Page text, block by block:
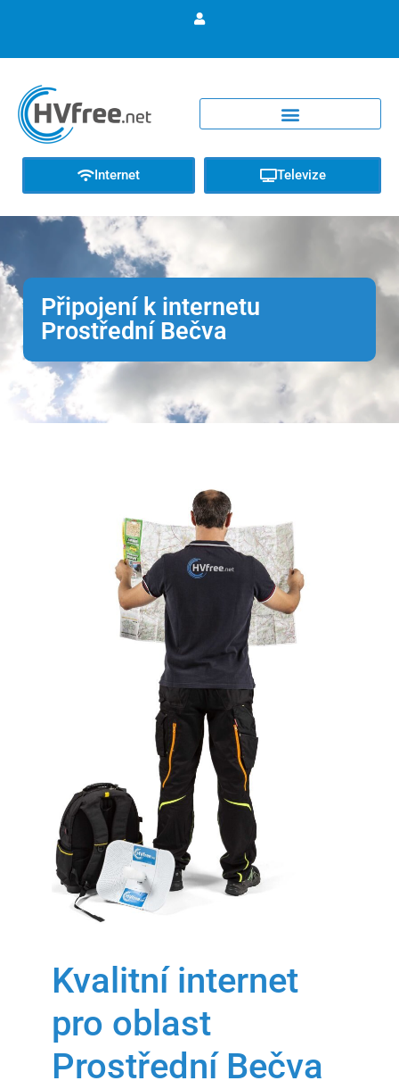
Internet Televize
Připojení k internetu
Prostřední Bečva
Kvalitní internet
pro oblast
Prostřední Bečva